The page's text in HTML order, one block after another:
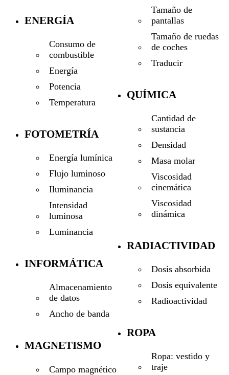
ENERGÍA
Consumo de
combustible
Energía
Potencia
Temperatura
FOTOMETRÍA
Energía lumínica
Flujo luminoso
Iluminancia
Intensidad
luminosa
Luminancia
INFORMÁTICA
Almacenamiento
de datos
Ancho de banda
MAGNETISMO
Campo magnético
Tamaño de
pantallas
Tamaño de ruedas
de coches
Traducir
QUÍMICA
Cantidad de
sustancia
Densidad
Masa molar
Viscosidad
cinemática
Viscosidad
dinámica
RADIACTIVIDAD
Dosis absorbida
Dosis equivalente
Radioactividad
ROPA
Ropa: vestido y
traje